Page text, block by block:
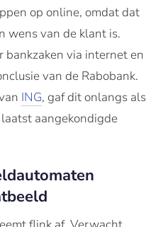
op online, omdat dat
wens van de klant is.
bankzaken via internet en
van de Rabobank.
ING, gaf dit onlangs als
aangekondigde